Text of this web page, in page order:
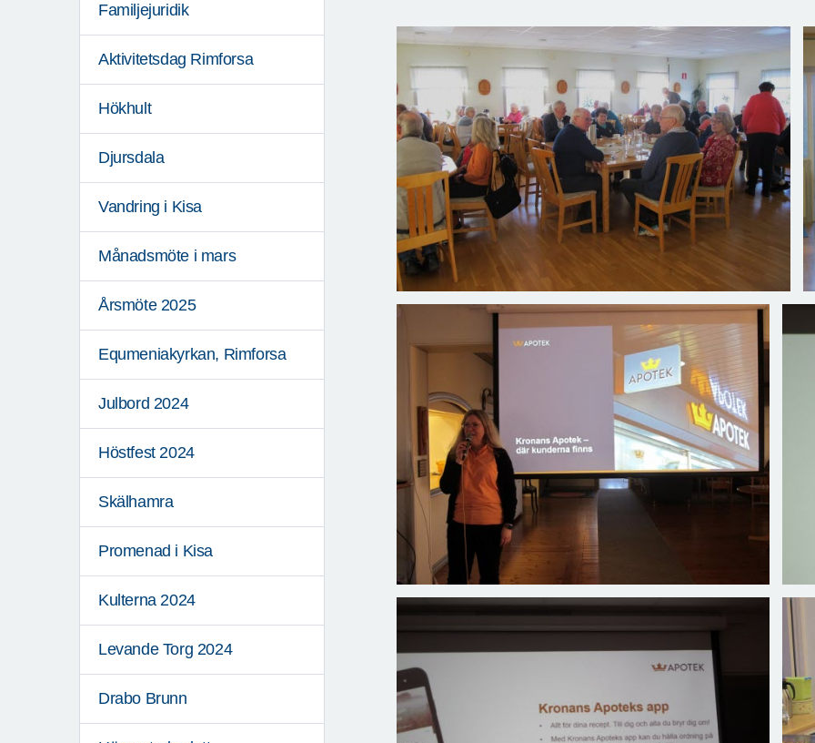
Familjejuridik
Aktivitetsdag Rimforsa
Hökhult
Djursdala
Vandring i Kisa
Månadsmöte i mars
Årsmöte 2025
Equmeniakyrkan, Rimforsa
Julbord 2024
Höstfest 2024
Skälhamra
Promenad i Kisa
Kulterna 2024
Levande Torg 2024
Drabo Brunn